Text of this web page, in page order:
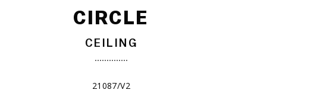
CIRCLE
CEILING
21087/V2